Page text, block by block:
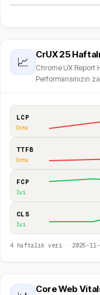
📈
CrUX 25
Chrome UX Report
Performansınızın
LCP
Orta
TTFB
Orta
FCP
İyi
CLS
İyi
4haftalık veri · 2025-
Core Web